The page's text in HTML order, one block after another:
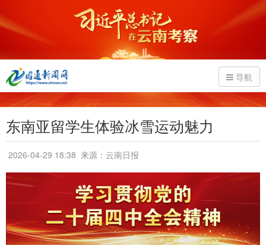
导航
东南亚留学生体验冰雪运动魅力
2026-04-29 18:38 来源：云南日报